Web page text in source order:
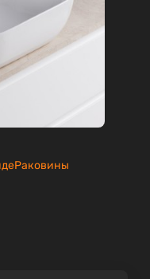
Раковины